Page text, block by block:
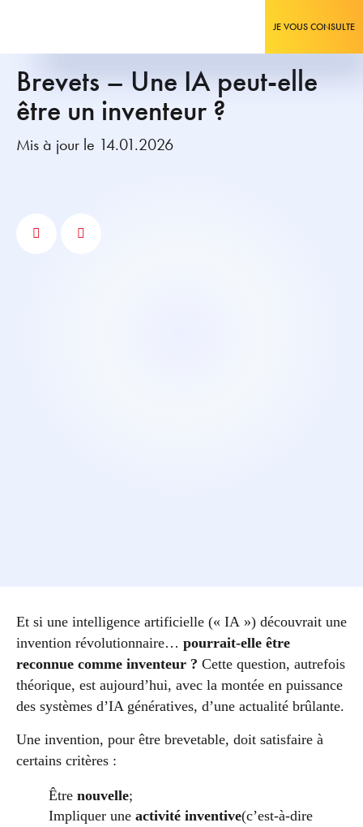
JE VOUS CONSULTE
Brevets – Une IA peut-elle
être un inventeur ?
Mis à jour le 14.01.2026
Et si une intelligence artificielle (« IA ») découvrait une
invention révolutionnaire… pourrait-elle être
reconnue comme inventeur ? Cette question, autrefois
théorique, est aujourd’hui, avec la montée en puissance
des systèmes d’IA génératives, d’une actualité brûlante.
Une invention, pour être brevetable, doit satisfaire à
certains critères :
Être nouvelle;
Impliquer une activité inventive(c’est-à-dire